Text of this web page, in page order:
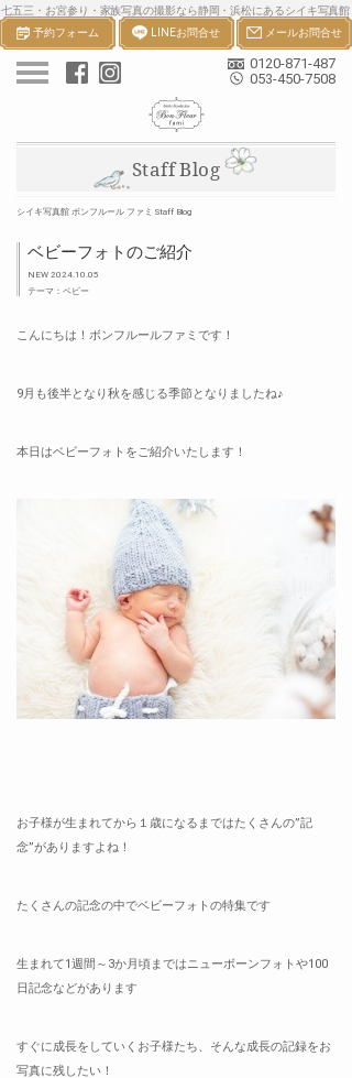
七五三・お宮参り・家族写真の撮影なら静岡・浜松にあるシイキ
ボンフルールへ。一生の宝物になる七五三・お宮参り等の家族写
0120-871-487
053-450-7508
予約フォーム LINEお問合せ メールお問合せ
Staff Blog
シイキ写真館 ボンフルール ファミ Staff Blog
ベビーフォトのご紹介
NEW 2024.10.05
テーマ：ベビー
こんにちは！ボンフルールファミです！
9月も後半となり秋を感じる季節となりましたね♪
本日はベビーフォトをご紹介いたします！
お子様が生まれてから１歳になるまではたくさんの”記
念”がありますよね！
たくさんの記念の中でベビーフォトの特集です
生まれて1週間～3か月頃まではニューボーンフォトや100
日記念などがあります
すぐに成長をしていくお子様たち、そんな成長の記録をお
写真に残したい！